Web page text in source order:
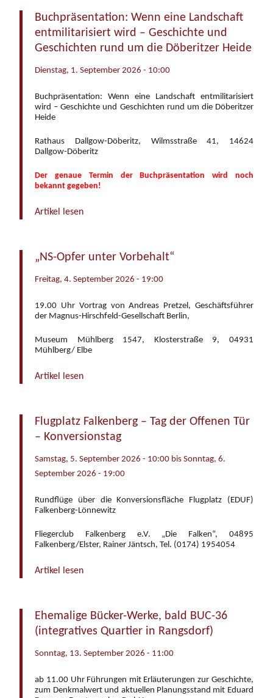
Buchpräsentation: Wenn eine Landschaft
entmilitarisiert wird – Geschichte und
Geschichten rund um die Döberitzer Heide
Dienstag, 1. September 2026 - 10:00
Buchpräsentation: Wenn eine Landschaft entmilitarisiert
wird – Geschichte und Geschichten rund um die Döberitzer
Heide
Rathaus Dallgow-Döberitz, Wilmsstraße 41, 14624
Dallgow-Döberitz
Der genaue Termin der Buchpräsentation wird noch
bekannt gegeben!
Artikel lesen
„NS-Opfer unter Vorbehalt“
Freitag, 4. September 2026 - 19:00
19.00 Uhr Vortrag von Andreas Pretzel, Geschäftsführer
der Magnus-Hirschfeld-Gesellschaft Berlin,
Museum Mühlberg 1547, Klosterstraße 9, 04931
Mühlberg/ Elbe
Artikel lesen
Flugplatz Falkenberg – Tag der Offenen Tür
– Konversionstag
Samstag, 5. September 2026 - 10:00 bisSonntag, 6.
September 2026 - 19:00
Rundflüge über die Konversionsfläche Flugplatz (EDUF)
Falkenberg-Lönnewitz
Fliegerclub Falkenberg e.V. „Die Falken“, 04895
Falkenberg/Elster, Rainer Jäntsch, Tel. (0174) 1954054
Artikel lesen
Ehemalige Bücker-Werke, bald BUC-36
(integratives Quartier in Rangsdorf)
Sonntag, 13. September 2026 - 11:00
ab 11.00 Uhr Führungen mit Erläuterungen zur Geschichte,
zum Denkmalwert und aktuellen Planungsstand mit Eduard